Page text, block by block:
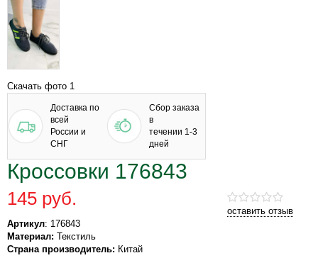
Скачать фото 1
Доставка по
всей
России и
СНГ
Сбор заказа
в
течении 1-3
дней
Кроссовки 176843
оставить отзыв
145 руб.
Артикул: 176843
Материал: Текстиль
Страна производитель: Китай